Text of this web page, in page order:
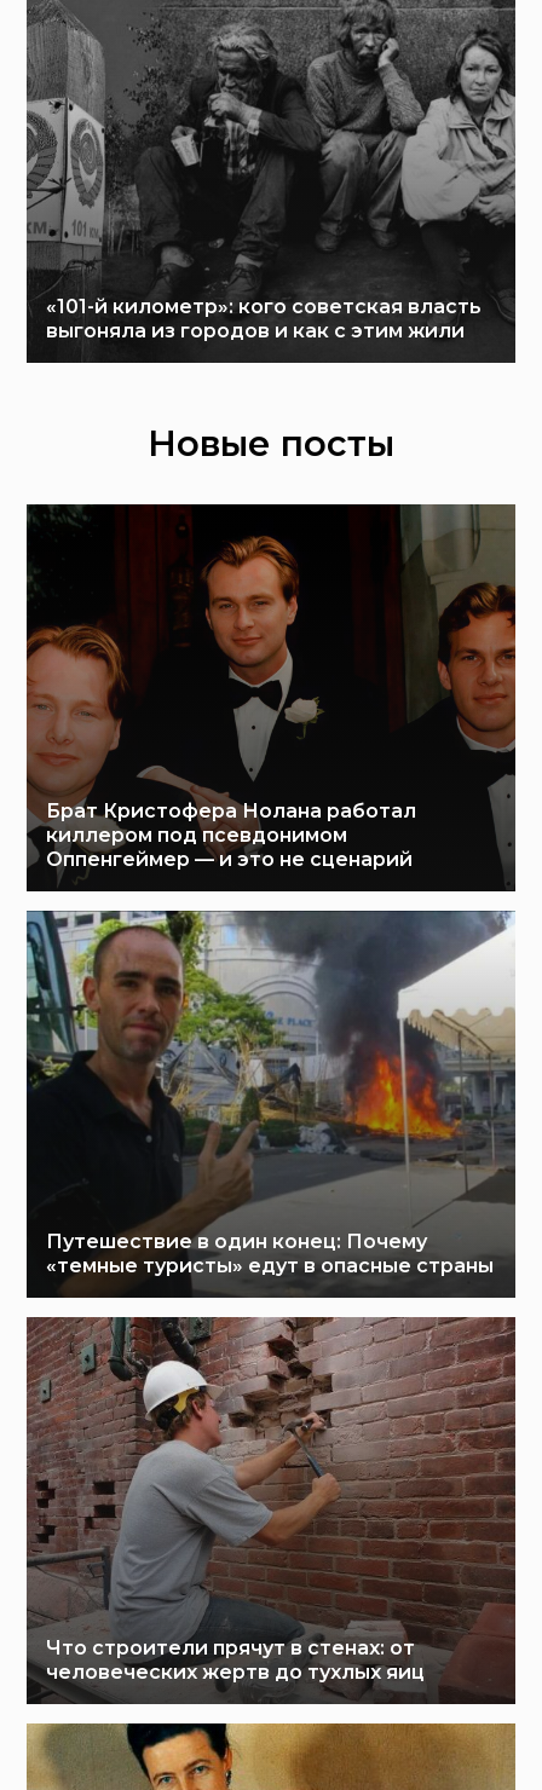
«101-й километр»: кого советская власть
выгоняла из городов и как с этим жили
Новые посты
Брат Кристофера Нолана работал
киллером под псевдонимом
Оппенгеймер — и это не сценарий
Путешествие в один конец: Почему
«темные туристы» едут в опасные страны
Что строители прячут в стенах: от
человеческих жертв до тухлых яиц